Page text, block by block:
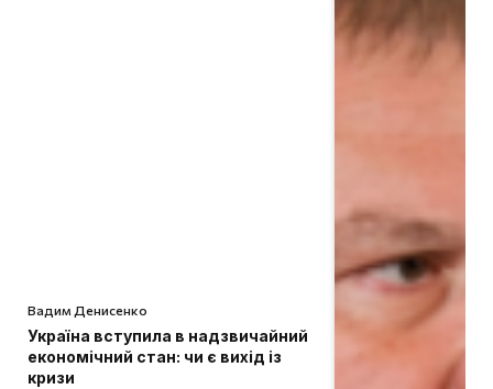
Вадим Денисенко
Україна вступила в надзвичайний
економічний стан: чи є вихід із
кризи